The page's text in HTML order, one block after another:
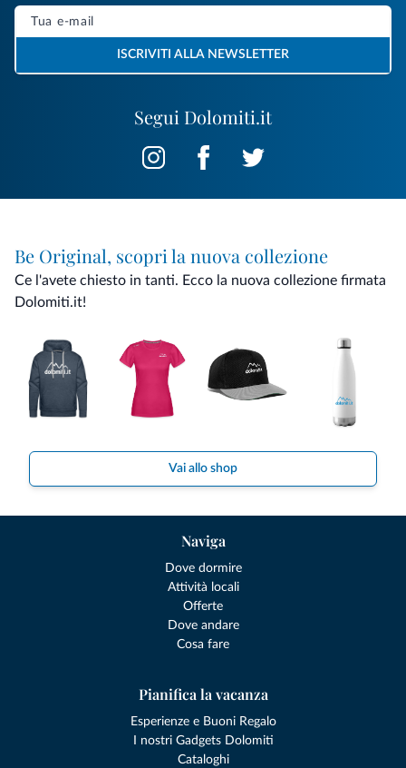
Segui Dolomiti.it
ISCRIVITI ALLA NEWSLETTER
Be Original, scopri la nuova collezione
Ce l'avete chiesto in tanti. Ecco la nuova collezione firmata
Dolomiti.it!
Vai allo shop
Naviga
Dove dormire
Attività locali
Offerte
Dove andare
Cosa fare
Pianifica la vacanza
Esperienze e Buoni Regalo
I nostri Gadgets Dolomiti
Cataloghi